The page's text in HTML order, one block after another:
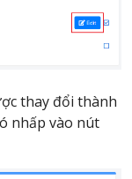
thay đổi thành
nhấp vào nút